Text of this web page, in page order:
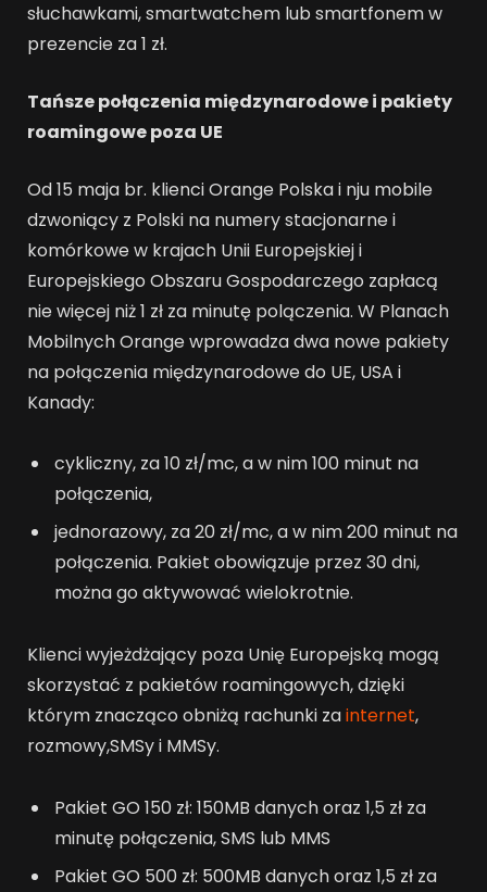
słuchawkami, smartwatchem lub smartfonem w
prezencie za 1 zł.
Tańsze połączenia międzynarodowe i pakiety
roamingowe poza UE
Od 15 maja br. klienci Orange Polska i nju mobile
dzwoniący z Polski na numery stacjonarne i
komórkowe w krajach Unii Europejskiej i
Europejskiego Obszaru Gospodarczego zapłacą
nie więcej niż 1 zł za minutę polączenia. W Planach
Mobilnych Orange wprowadza dwa nowe pakiety
na połączenia międzynarodowe do UE, USA i
Kanady:
cykliczny, za 10 zł/mc, a w nim 100 minut na
połączenia,
jednorazowy, za 20 zł/mc, a w nim 200 minut na
połączenia. Pakiet obowiązuje przez 30 dni,
można go aktywować wielokrotnie.
Klienci wyjeżdżający poza Unię Europejską mogą
skorzystać z pakietów roamingowych, dzięki
którym znacząco obniżą rachunki zainternet,
rozmowy,SMSy i MMSy.
Pakiet GO 150 zł: 150MB danych oraz 1,5 zł za
minutę połączenia, SMS lub MMS
Pakiet GO 500 zł: 500MB danych oraz 1,5 zł za